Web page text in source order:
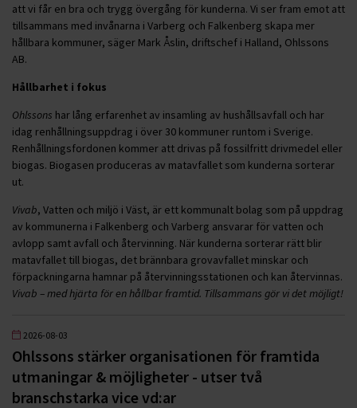
att vi får en bra och trygg övergång för kunderna. Vi ser fram emot att
tillsammans med invånarna i Varberg och Falkenberg skapa mer
hållbara kommuner, säger Mark Åslin, driftschef i Halland, Ohlssons
AB.
Hållbarhet i fokus
Ohlssons har lång erfarenhet av insamling av hushållsavfall och har
idag renhållningsuppdrag i över 30 kommuner runtom i Sverige.
Renhållningsfordonen kommer att drivas på fossilfritt drivmedel eller
biogas. Biogasen produceras av matavfallet som kunderna sorterar
ut.
Vivab, Vatten och miljö i Väst, är ett kommunalt bolag som på uppdrag
av kommunerna i Falkenberg och Varberg ansvarar för vatten och
avlopp samt avfall och återvinning. När kunderna sorterar rätt blir
matavfallet till biogas, det brännbara grovavfallet minskar och
förpackningarna hamnar på återvinningsstationen och kan återvinnas.
Vivab – med hjärta för en hållbar framtid. Tillsammans gör vi det möjligt!
2026-08-03
Ohlssons stärker organisationen för framtida
utmaningar & möjligheter - utser två
branschstarka vice vd:ar